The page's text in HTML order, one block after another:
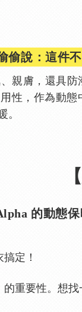
偷說：這件
親膚，還具
性，作為動
。
的動態保
定！
重要性。想